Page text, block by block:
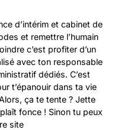
d’intérim et cabinet de
et remettre l’humain
c’est profiter d’un
avec ton responsable
dédiés. C’est
t’épanouir dans ta vie
ça te tente ? Jette
fonce ! Sinon tu peux
site